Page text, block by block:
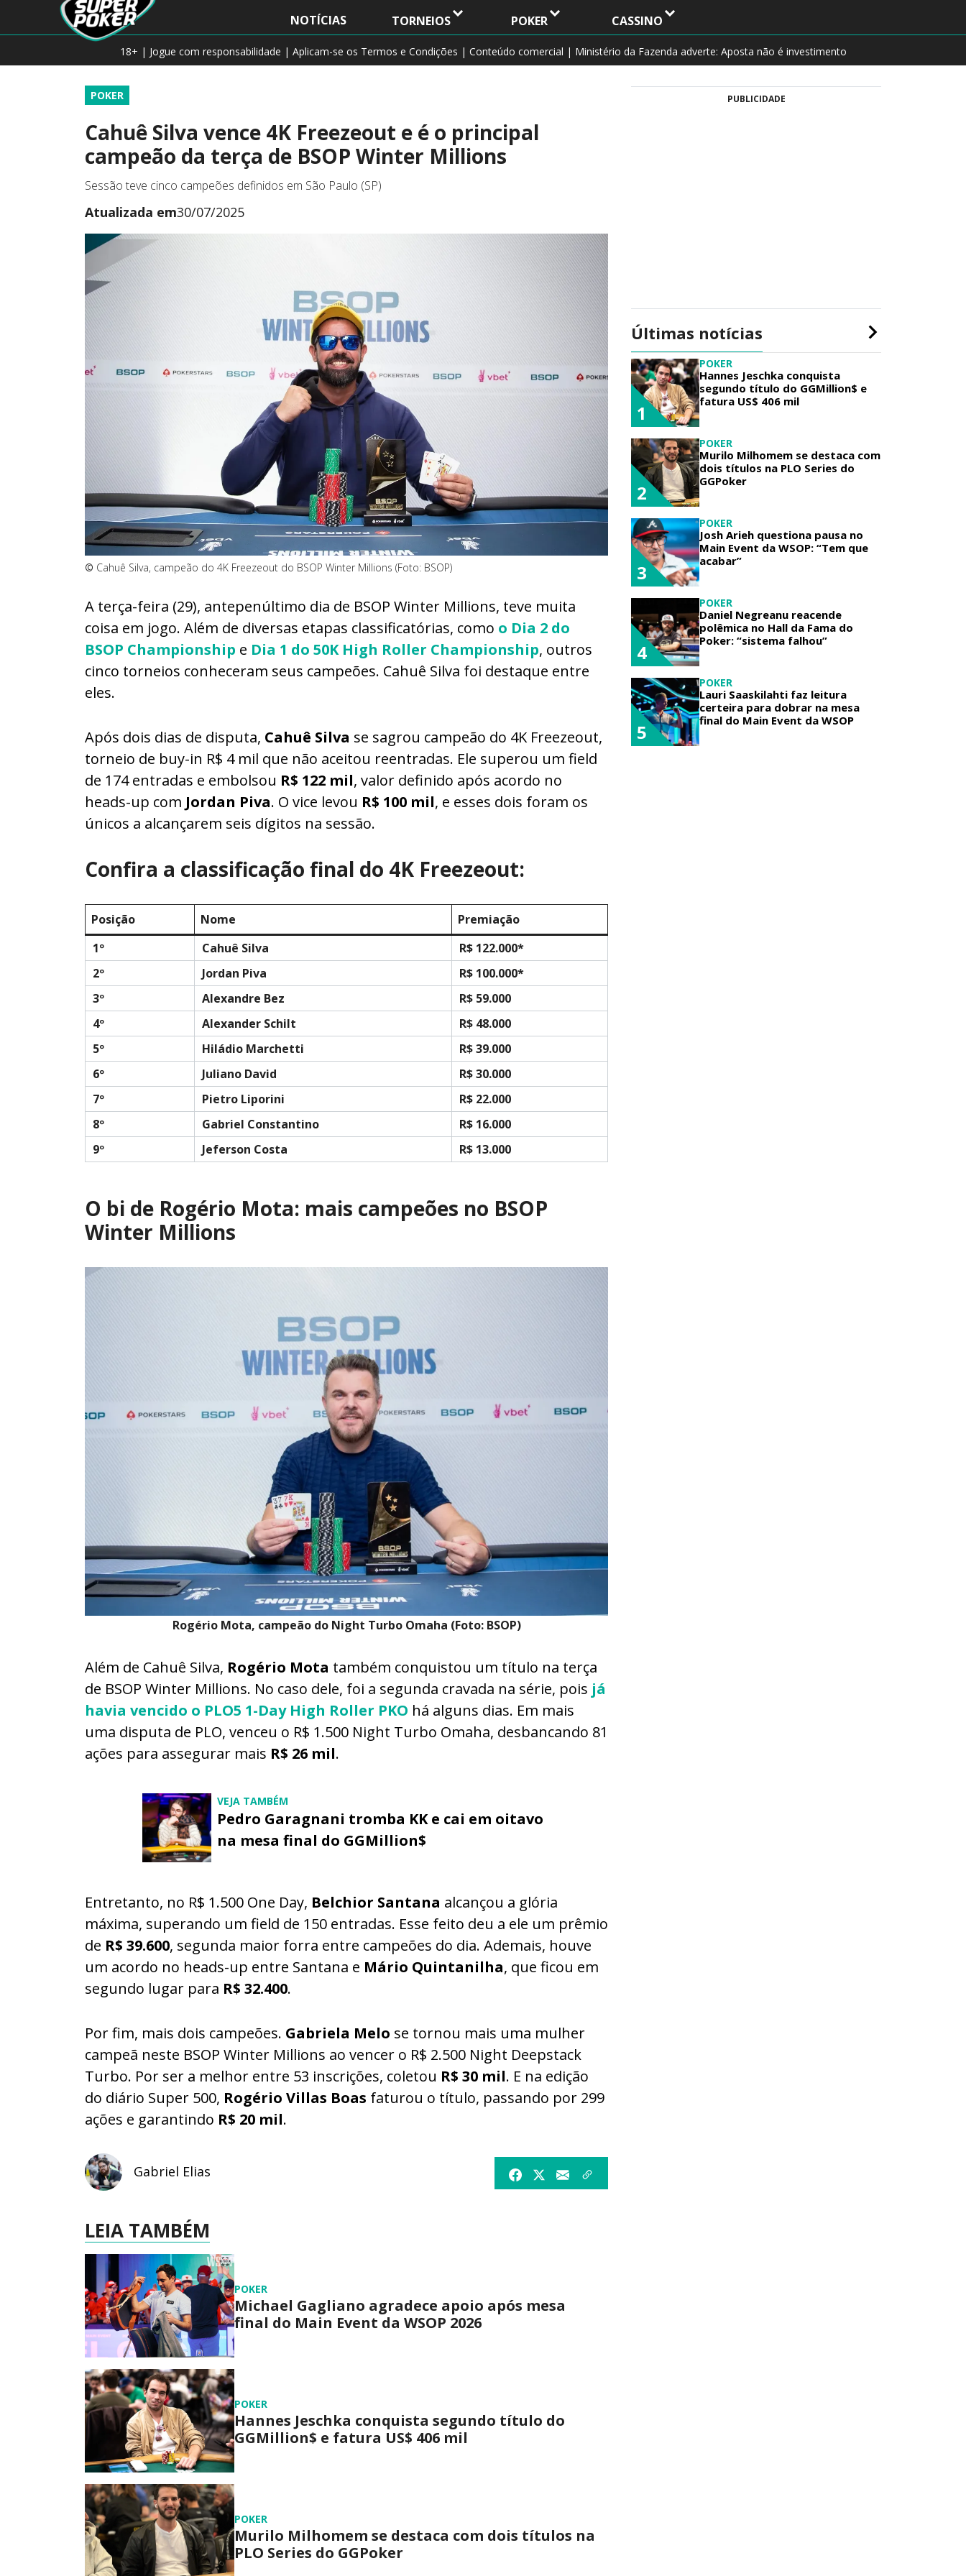
NOTÍCIAS TORNEIOS POKER CASSINO
18+ | Jogue com responsabilidade | Aplicam-se os Termos e Condições | Conteúdo comercial | Ministério da Fazenda adverte: Aposta não é investimento
POKER
Cahuê Silva vence 4K Freezeout e é o principal
campeão da terça de BSOP Winter Millions
Sessão teve cinco campeões definidos em São Paulo (SP)
Atualizada em30/07/2025
© Cahuê Silva, campeão do 4K Freezeout do BSOP Winter Millions (Foto: BSOP)
A terça-feira (29), antepenúltimo dia de BSOP Winter Millions, teve muita
coisa em jogo. Além de diversas etapas classificatórias, como o Dia 2 do
BSOP Championship e Dia 1 do 50K High Roller Championship, outros
cinco torneios conheceram seus campeões. Cahuê Silva foi destaque entre
eles.
Após dois dias de disputa, Cahuê Silva se sagrou campeão do 4K Freezeout,
torneio de buy-in R$ 4 mil que não aceitou reentradas. Ele superou um field
de 174 entradas e embolsou R$ 122 mil, valor definido após acordo no
heads-up com Jordan Piva. O vice levou R$ 100 mil, e esses dois foram os
únicos a alcançarem seis dígitos na sessão.
Confira a classificação final do 4K Freezeout:
Posição Nome
Premiação
1º
Cahuê Silva
R$ 122.000*
2º
Jordan Piva
R$ 100.000*
3º
Alexandre Bez
R$ 59.000
4º
Alexander Schilt
R$ 48.000
5º
Hiládio Marchetti
R$ 39.000
6º
Juliano David
R$ 30.000
7º
Pietro Liporini
R$ 22.000
8º
Gabriel Constantino
R$ 16.000
9º
Jeferson Costa R$ 13.000
O bi de Rogério Mota: mais campeões no BSOP
Winter Millions
Rogério Mota, campeão do Night Turbo Omaha (Foto: BSOP)
Além de Cahuê Silva, Rogério Mota também conquistou um título na terça
de BSOP Winter Millions. No caso dele, foi a segunda cravada na série, pois já
havia vencido o PLO5 1-Day High Roller PKO há alguns dias. Em mais
uma disputa de PLO, venceu o R$ 1.500 Night Turbo Omaha, desbancando 81
ações para assegurar mais R$ 26 mil.
VEJA TAMBÉM
Pedro Garagnani tromba KK e cai em oitavo
na mesa final do GGMillion$
Entretanto, no R$ 1.500 One Day, Belchior Santana alcançou a glória
máxima, superando um field de 150 entradas. Esse feito deu a ele um prêmio
de R$ 39.600, segunda maior forra entre campeões do dia. Ademais, houve
um acordo no heads-up entre Santana e Mário Quintanilha, que ficou em
segundo lugar para R$ 32.400.
Por fim, mais dois campeões. Gabriela Melo se tornou mais uma mulher
campeã neste BSOP Winter Millions ao vencer o R$ 2.500 Night Deepstack
Turbo. Por ser a melhor entre 53 inscrições, coletou R$ 30 mil. E na edição
do diário Super 500, Rogério Villas Boas faturou o título, passando por 299
ações e garantindo R$ 20 mil.
Gabriel Elias
LEIA TAMBÉM
POKER
Michael Gagliano agradece apoio após mesa
final do Main Event da WSOP 2026
POKER
Hannes Jeschka conquista segundo título do
GGMillion$ e fatura US$ 406 mil
POKER
Murilo Milhomem se destaca com dois títulos na
PLO Series do GGPoker
PUBLICIDADE
Últimas notícias
POKER
Hannes Jeschka conquista
segundo título do GGMillion$ e
fatura US$ 406 mil
1
POKER
Murilo Milhomem se destaca com
dois títulos na PLO Series do
GGPoker
2
POKER
Josh Arieh questiona pausa no
Main Event da WSOP: “Tem que
acabar”
3
POKER
Daniel Negreanu reacende
polêmica no Hall da Fama do
Poker: “sistema falhou”
4
POKER
Lauri Saaskilahti faz leitura
certeira para dobrar na mesa
final do Main Event da WSOP
5